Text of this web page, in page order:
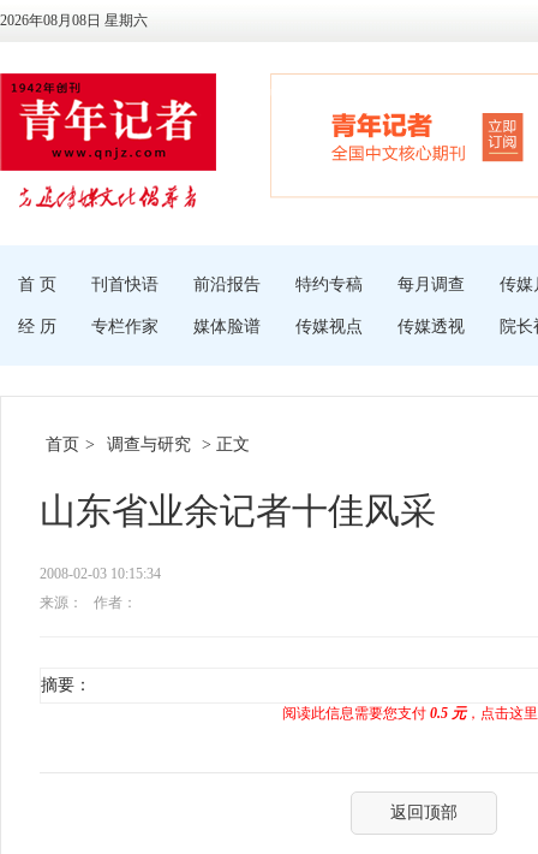
2026年08月08日 星期六
首 页 刊首快语 前沿报告 特约专稿 每月调查 传媒
经 历 专栏作家 媒体脸谱 传媒视点 传媒透视 院长
首页 > 调查与研究 > 正文
山东省业余记者十佳风采
2008-02-03 10:15:34
来源：
作者：
摘要：
阅读此信息需要您支付 0.5 元，点击这
返回顶部